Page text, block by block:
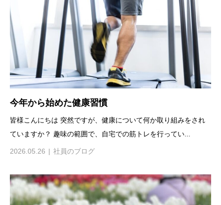
今年から始めた健康習慣
皆様こんにちは 突然ですが、健康について何か取り組みをされ
ていますか？ 趣味の範囲で、自宅での筋トレを行ってい...
2026.05.26 社員のブログ